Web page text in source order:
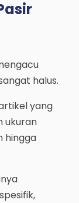
halus.
yang
ukuran
hingga